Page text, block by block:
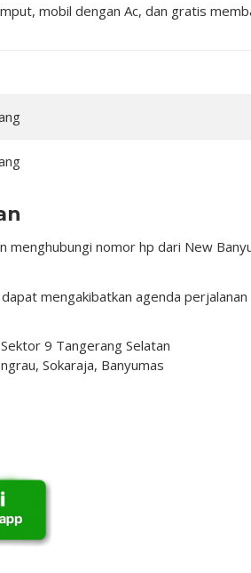
mobil dengan Ac, dan gratis
menghubungi nomor hp dari New
mengakibatkan agenda perjalanan
9 Tangerang Selatan
Sokaraja, Banyumas